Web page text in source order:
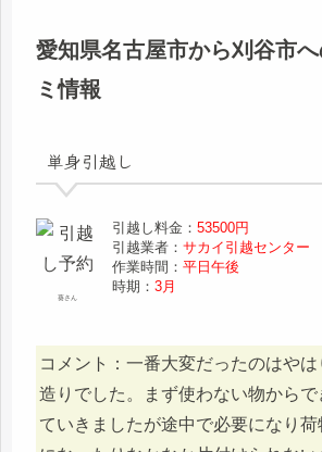
愛知県名古屋市から刈谷市
ミ情報
単身引越し
葵さん
引越し料金：53500円
引越業者：サカイ引越センター
作業時間：平日午後
時期：3月
コメント：一番大変だったのはや
造りでした。まず使わない物から
ていきましたが途中で必要になり荷